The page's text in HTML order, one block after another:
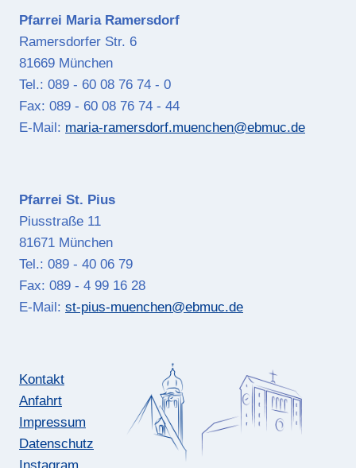
Pfarrei Maria Ramersdorf
Ramersdorfer Str. 6
81669 München
Tel.: 089 - 60 08 76 74 - 0
Fax: 089 - 60 08 76 74 - 44
E-Mail: maria-ramersdorf.muenchen@ebmuc.de
Pfarrei St. Pius
Piusstraße 11
81671 München
Tel.: 089 - 40 06 79
Fax: 089 - 4 99 16 28
E-Mail: st-pius-muenchen@ebmuc.de
Kontakt
Anfahrt
Impressum
Datenschutz